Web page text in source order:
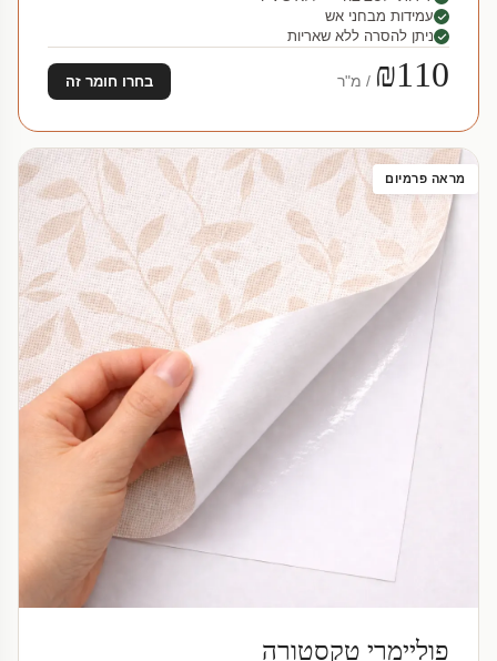
עמידות מבחני אש
ניתן להסרה ללא שאריות
₪110 / מ"ר בחרו חומר זה
מראה פרמיום
פוליימרי טקסטורה